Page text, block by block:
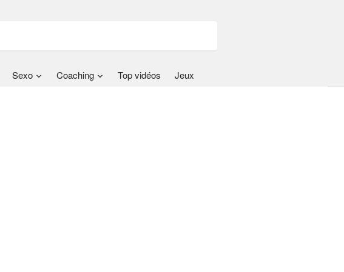
Sexo Coaching Top vidéos Jeux